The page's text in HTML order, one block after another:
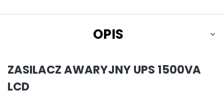
OPIS
ZASILACZ AWARYJNY UPS 1500VA
LCD